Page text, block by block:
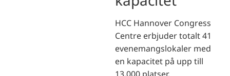
HCC Hannover Congress
Centre erbjuder totalt 41
evenemangslokaler med
en kapacitet på upp till